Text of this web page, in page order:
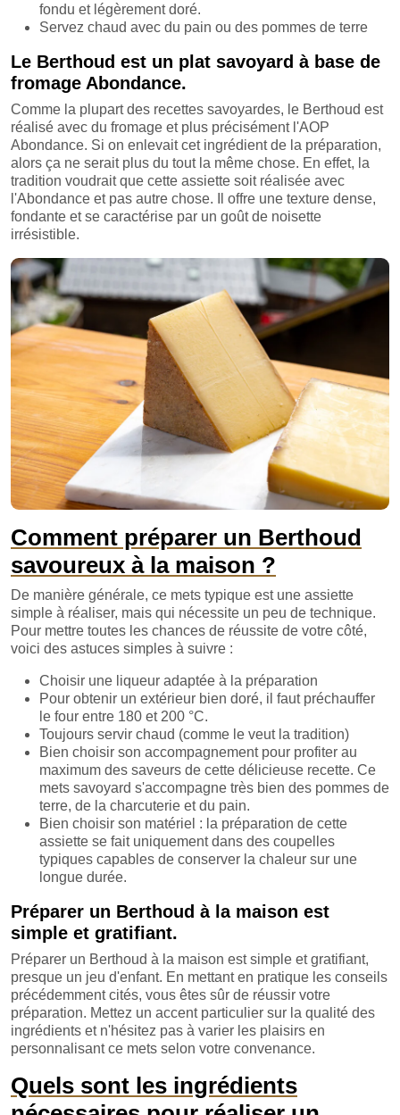
fondu et légèrement doré.
Servez chaud avec du pain ou des pommes de terre
Le Berthoud est un plat savoyard à base de
fromage Abondance.
Comme la plupart des recettes savoyardes, le Berthoud est
réalisé avec du fromage et plus précisément l'AOP
Abondance. Si on enlevait cet ingrédient de la préparation,
alors ça ne serait plus du tout la même chose. En effet, la
tradition voudrait que cette assiette soit réalisée avec
l'Abondance et pas autre chose. Il offre une texture dense,
fondante et se caractérise par un goût de noisette
irrésistible.
Comment préparer un Berthoud
savoureux à la maison ?
De manière générale, ce mets typique est une assiette
simple à réaliser, mais qui nécessite un peu de technique.
Pour mettre toutes les chances de réussite de votre côté,
voici des astuces simples à suivre :
Choisir une liqueur adaptée à la préparation
Pour obtenir un extérieur bien doré, il faut préchauffer
le four entre 180 et 200 °C.
Toujours servir chaud (comme le veut la tradition)
Bien choisir son accompagnement pour profiter au
maximum des saveurs de cette délicieuse recette. Ce
mets savoyard s'accompagne très bien des pommes de
terre, de la charcuterie et du pain.
Bien choisir son matériel : la préparation de cette
assiette se fait uniquement dans des coupelles
typiques capables de conserver la chaleur sur une
longue durée.
Préparer un Berthoud à la maison est
simple et gratifiant.
Préparer un Berthoud à la maison est simple et gratifiant,
presque un jeu d'enfant. En mettant en pratique les conseils
précédemment cités, vous êtes sûr de réussir votre
préparation. Mettez un accent particulier sur la qualité des
ingrédients et n'hésitez pas à varier les plaisirs en
personnalisant ce mets selon votre convenance.
Quels sont les ingrédients